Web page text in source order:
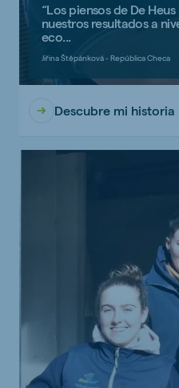
“Los piensos de De
nuestros resultados a
eco...
Jiřina Štěpánková - República Checa
Descubre mi historia